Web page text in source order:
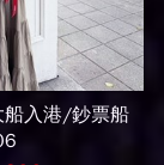
入港/鈔票船